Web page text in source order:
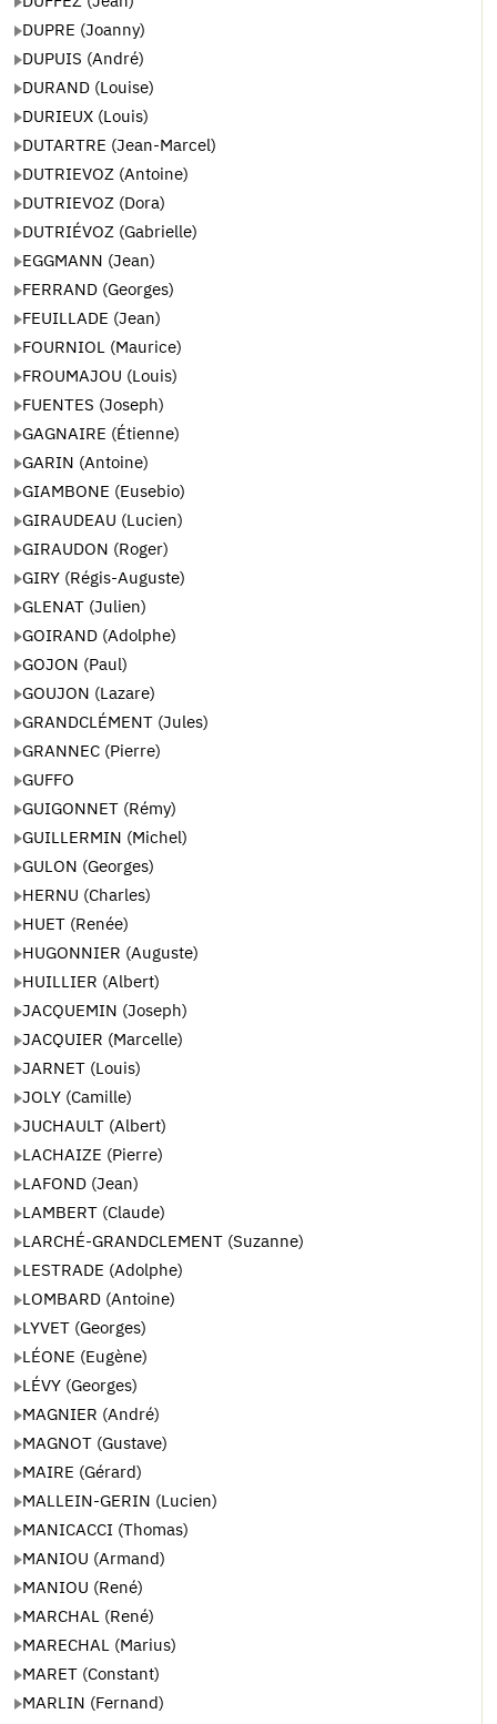
DUPRE (Joanny)
DUPUIS (André)
DURAND (Louise)
DURIEUX (Louis)
DUTARTRE (Jean-Marcel)
DUTRIEVOZ (Antoine)
DUTRIEVOZ (Dora)
DUTRIÉVOZ (Gabrielle)
EGGMANN (Jean)
FERRAND (Georges)
FEUILLADE (Jean)
FOURNIOL (Maurice)
FROUMAJOU (Louis)
FUENTES (Joseph)
GAGNAIRE (Étienne)
GARIN (Antoine)
GIAMBONE (Eusebio)
GIRAUDEAU (Lucien)
GIRAUDON (Roger)
GIRY (Régis-Auguste)
GLENAT (Julien)
GOIRAND (Adolphe)
GOJON (Paul)
GOUJON (Lazare)
GRANDCLÉMENT (Jules)
GRANNEC (Pierre)
GUFFO
GUIGONNET (Rémy)
GUILLERMIN (Michel)
GULON (Georges)
HERNU (Charles)
HUET (Renée)
HUGONNIER (Auguste)
HUILLIER (Albert)
JACQUEMIN (Joseph)
JACQUIER (Marcelle)
JARNET (Louis)
JOLY (Camille)
JUCHAULT (Albert)
LACHAIZE (Pierre)
LAFOND (Jean)
LAMBERT (Claude)
LARCHÉ-GRANDCLEMENT (Suzanne)
LESTRADE (Adolphe)
LOMBARD (Antoine)
LYVET (Georges)
LÉONE (Eugène)
LÉVY (Georges)
MAGNIER (André)
MAGNOT (Gustave)
MAIRE (Gérard)
MALLEIN-GERIN (Lucien)
MANICACCI (Thomas)
MANIOU (Armand)
MANIOU (René)
MARCHAL (René)
MARECHAL (Marius)
MARET (Constant)
MARLIN (Fernand)